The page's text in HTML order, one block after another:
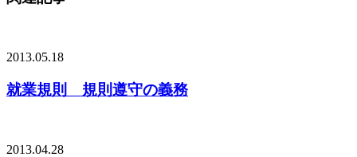
2013.05.18
就業規則 規則遵守の義務
2013.04.28